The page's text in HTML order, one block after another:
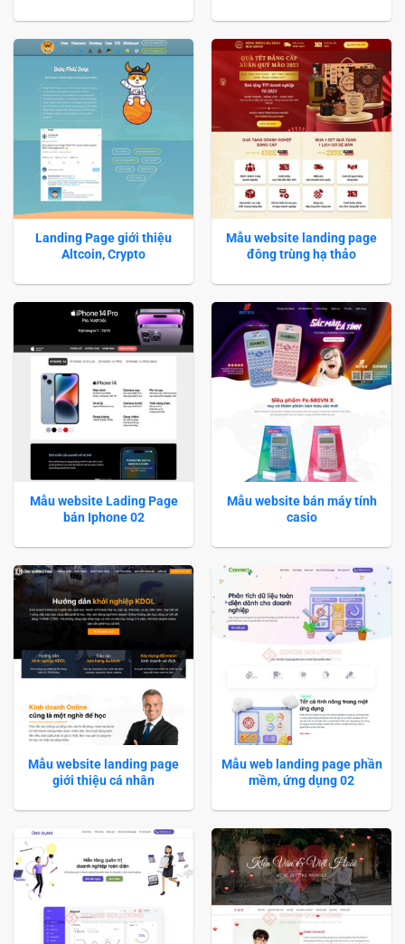
Landing Page giới thiệu
Altcoin, Crypto
Mẫu website landing page
đông trùng hạ thảo
Mẫu website Lading Page
bán Iphone 02
Mẫu website bán máy tính
casio
Mẫu website landing page
giới thiệu cá nhân
Mẫu web landing page phần
mềm, ứng dụng 02